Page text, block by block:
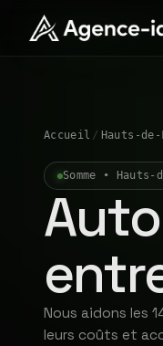
Accueil / Hauts-
Somme • Hauts-
Nous aidons les
leurs coûts et